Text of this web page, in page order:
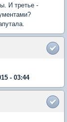
И третье -
- 03:44